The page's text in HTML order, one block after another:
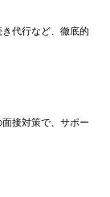
代行など、徹底的
接対策で、サポー